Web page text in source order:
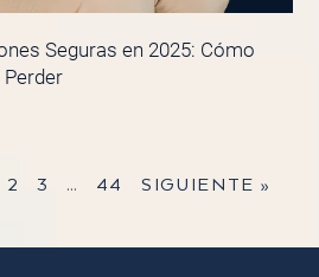
Seguras en 2025: Cómo
2 3 … 44 SIGUIENTE »